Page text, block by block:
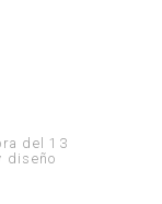
del 13
diseño